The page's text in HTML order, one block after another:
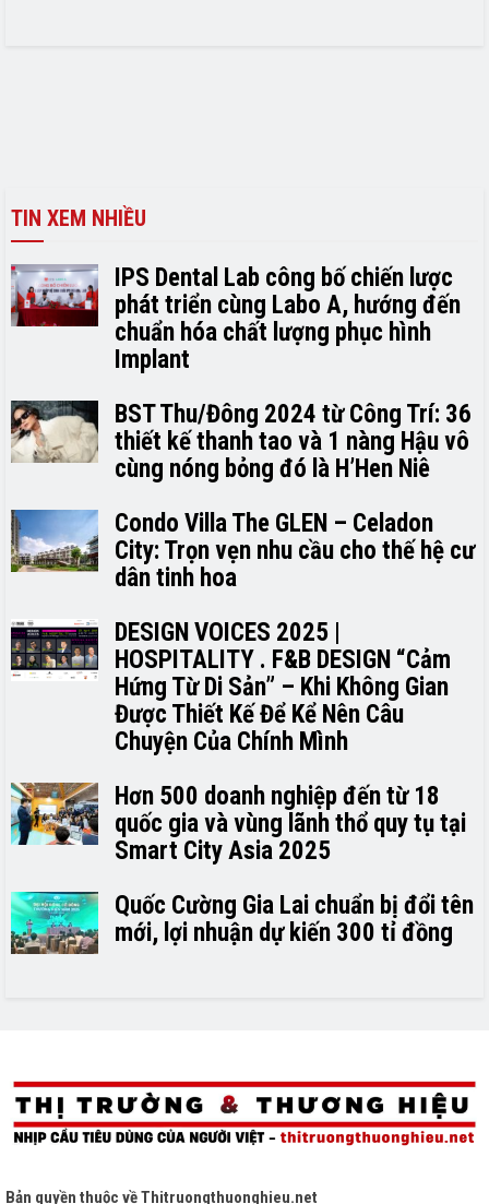
TIN XEM NHIỀU
IPS Dental Lab công bố chiến lược
phát triển cùng Labo A, hướng đến
chuẩn hóa chất lượng phục hình
Implant
BST Thu/Đông 2024 từ Công Trí: 36
thiết kế thanh tao và 1 nàng Hậu vô
cùng nóng bỏng đó là H’H­­­­en Niê
Condo Villa The GLEN – Celadon
City: Trọn vẹn nhu cầu cho thế hệ cư
dân tinh hoa
DESIGN VOICES 2025 |
HOSPITALITY . F&B DESIGN “Cảm
Hứng Từ Di Sản” – Khi Không Gian
Được Thiết Kế Để Kể Nên Câu
Chuyện Của Chính Mình
Hơn 500 doanh nghiệp đến từ 18
quốc gia và vùng lãnh thổ quy tụ tại
Smart City Asia 2025
Quốc Cường Gia Lai chuẩn bị đổi tên
mới, lợi nhuận dự kiến 300 tỉ đồng
Bản quyền thuộc vềThitruongthuonghieu.net